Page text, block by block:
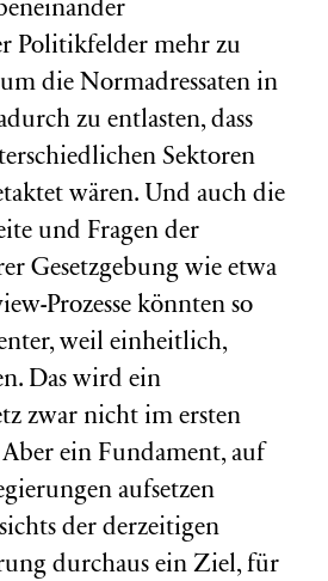
Politikfelder mehr zu
die Normadressaten in
zu entlasten, dass
Sektoren
wären. Und auch die
und Fragen der
Gesetzgebung wie etwa
Prozesse könnten so
weil einheitlich,
Das wird ein
zwar nicht im ersten
ein Fundament, auf
aufsetzen
der derzeitigen
durchaus ein Ziel, für